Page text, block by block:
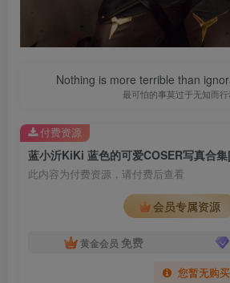
Nothing is more terrible than
最可怕的事莫过于无知而行
蓝小沂KiKi 蓝色的可爱COSER写真合
此内容为付费资源，请付费后查看
会员专属资源
黄金会员 免费
您暂无购
付费资源